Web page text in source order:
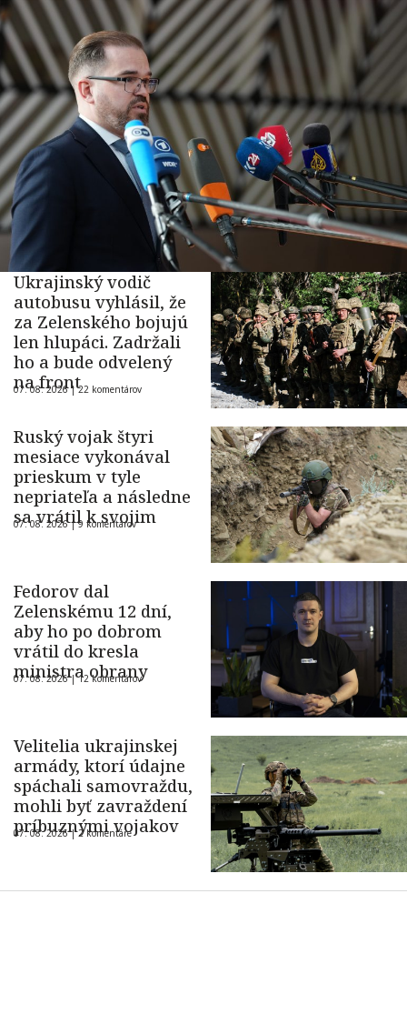
Ukrajinský vodič
autobusu vyhlásil, že
za Zelenského bojujú
len hlupáci. Zadržali
ho a bude odvelený
na front
07. 08. 2026 |22 komentárov
Ruský vojak štyri
mesiace vykonával
prieskum v tyle
nepriateľa a následne
sa vrátil k svojim
07. 08. 2026 |9 komentárov
Fedorov dal
Zelenskému 12 dní,
aby ho po dobrom
vrátil do kresla
ministra obrany
07. 08. 2026 |12 komentárov
Velitelia ukrajinskej
armády, ktorí údajne
spáchali samovraždu,
mohli byť zavraždení
príbuznými vojakov
07. 08. 2026 |2 komentáre